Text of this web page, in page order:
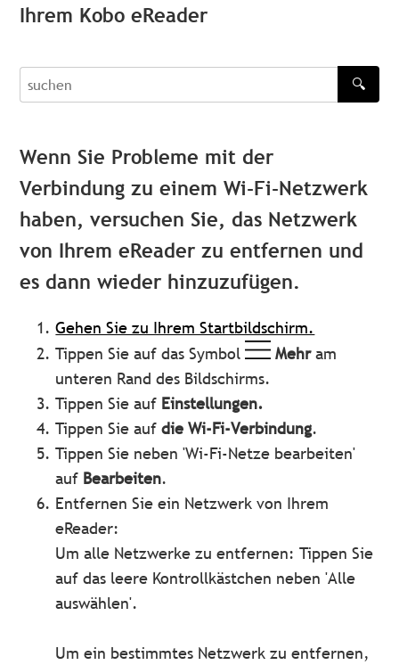
Ihrem Kobo eReader
recherche
🔍
Wenn Sie Probleme mit der
Verbindung zu einem Wi-Fi-Netzwerk
haben, versuchen Sie, das Netzwerk
von Ihrem eReader zu entfernen und
es dann wieder hinzuzufügen.
Gehen Sie zu Ihrem Startbildschirm.
Tippen Sie auf das Symbol
Mehram
unteren Rand des Bildschirms.
Tippen Sie auf Einstellungen.
Tippen Sie aufdie Wi-Fi-Verbindung.
Tippen Sie neben 'Wi-Fi-Netze bearbeiten'
auf Bearbeiten.
Entfernen Sie ein Netzwerk von Ihrem
eReader:
Um alle Netzwerke zu entfernen: Tippen Sie
auf das leere Kontrollkästchen neben 'Alle
auswählen'.
Um ein bestimmtes Netzwerk zu entfernen,